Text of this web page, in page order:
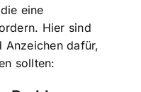
eine
Hier sind
Anzeichen dafür,
sollten: